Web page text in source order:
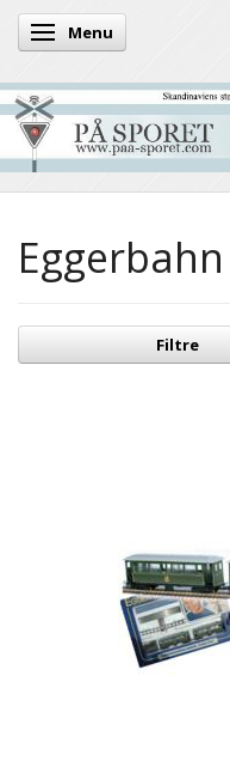
Skifte navigation
Menu
Eggerbahn
Filtre